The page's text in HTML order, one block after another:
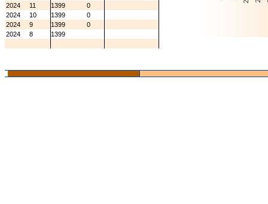
2024
11 1399
0
2024
10 1399
0
2024
9 1399
0
2024
8 1399